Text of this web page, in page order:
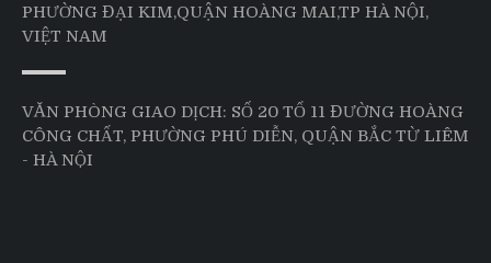
PHƯỜNG ĐẠI KIM,QUẬN HOÀNG MAI,TP HÀ NỘI,
VIỆT NAM
VĂN PHÒNG GIAO DỊCH: SỐ 20 TỔ 11 ĐƯỜNG HOÀNG
CÔNG CHẤT, PHƯỜNG PHÚ DIỄN, QUẬN BẮC TỪ LIÊM
- HÀ NỘI